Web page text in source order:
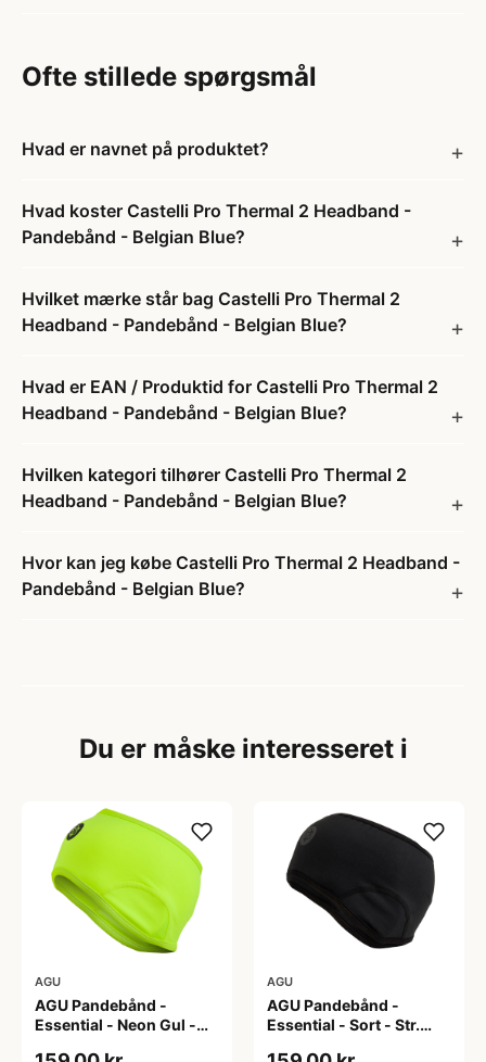
Ofte stillede spørgsmål
Hvad er navnet på produktet?
Hvad koster Castelli Pro Thermal 2 Headband -
Pandebånd - Belgian Blue?
Hvilket mærke står bag Castelli Pro Thermal 2
Headband - Pandebånd - Belgian Blue?
Hvad er EAN / Produktid for Castelli Pro Thermal 2
Headband - Pandebånd - Belgian Blue?
Hvilken kategori tilhører Castelli Pro Thermal 2
Headband - Pandebånd - Belgian Blue?
Hvor kan jeg købe Castelli Pro Thermal 2 Headband -
Pandebånd - Belgian Blue?
Du er måske interesseret i
AGU
AGU Pandebånd -
Essential - Neon Gul -
AGU
AGU Pandebånd -
Essential - Sort - Str.